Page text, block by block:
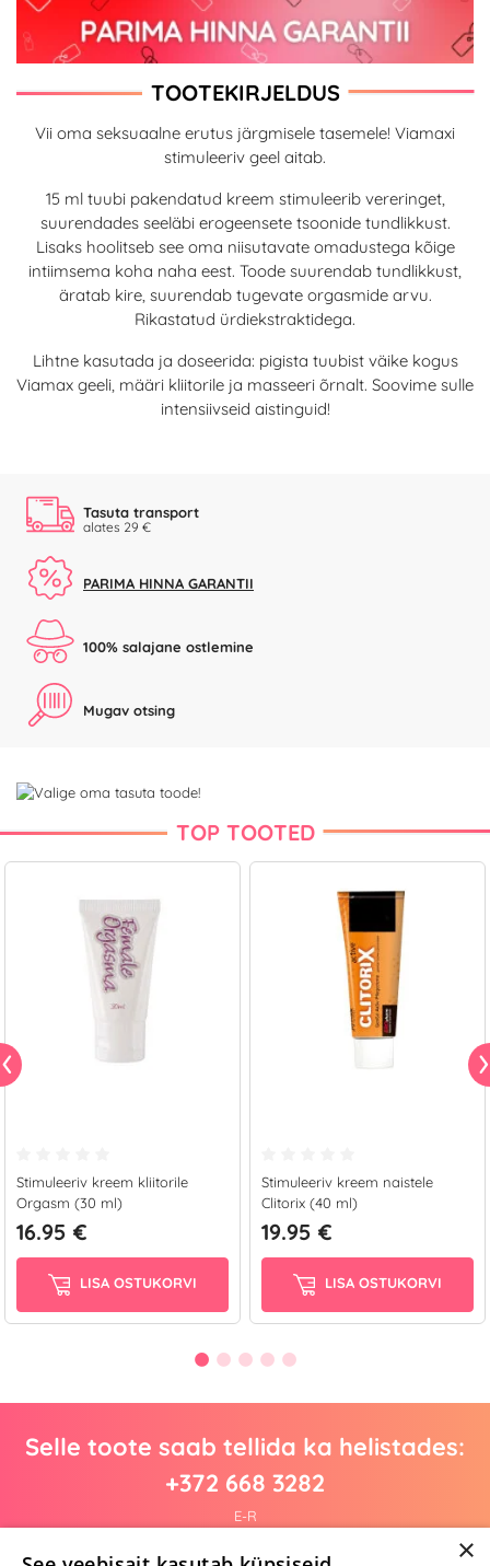
TOOTEKIRJELDUS
Vii oma seksuaalne erutus järgmisele tasemele! Viamaxi
stimuleeriv geel aitab.
15 ml tuubi pakendatud kreem stimuleerib vereringet,
suurendades seeläbi erogeensete tsoonide tundlikkust.
Lisaks hoolitseb see oma niisutavate omadustega kõige
intiimsema koha naha eest. Toode suurendab tundlikkust,
äratab kire, suurendab tugevate orgasmide arvu.
Rikastatud ürdiekstraktidega.
Lihtne kasutada ja doseerida: pigista tuubist väike kogus
Viamax geeli, määri kliitorile ja masseeri õrnalt. Soovime sulle
intensiivseid aistinguid!
Tasuta transport
alates 29 €
PARIMA HINNA GARANTII
100% salajane ostlemine
Mugav otsing
TOP TOOTED
Stimuleeriv kreem kliitorile
Orgasm (30 ml)
16.95 €
LISA OSTUKORVI
Stimuleeriv kreem naistele
Clitorix (40 ml)
19.95 €
LISA OSTUKORVI
Selle toote saab tellida ka helistades:
+372 668 3282
E-R
×